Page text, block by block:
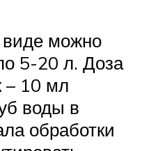
можно
5-20 л. Доза
– 10 мл
воды в
обработки